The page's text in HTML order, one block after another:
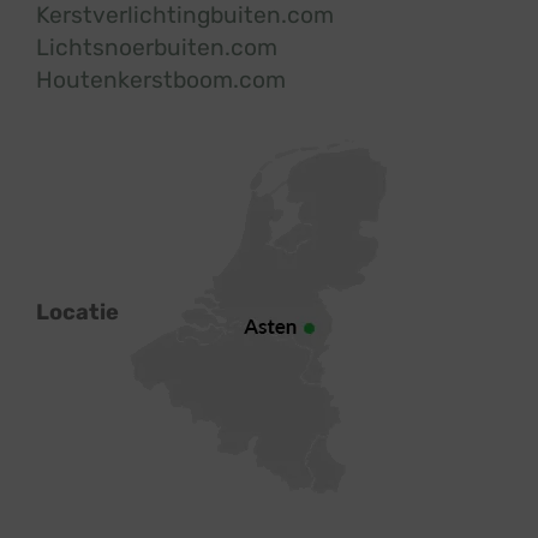
Kerstverlichtingbuiten.com
Lichtsnoerbuiten.com
Houtenkerstboom.com
Locatie